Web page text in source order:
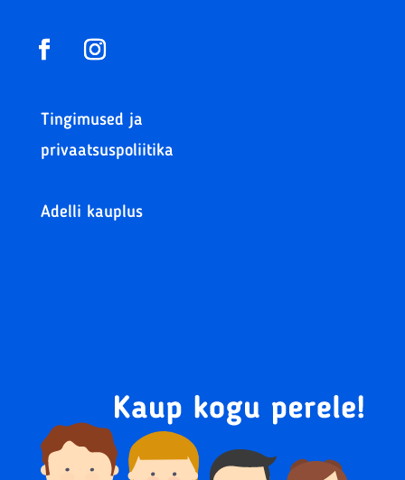
Tingimused ja
privaatsuspoliitika
Adelli kauplus